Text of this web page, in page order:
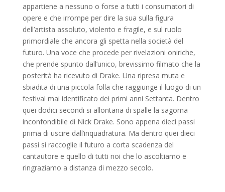
appartiene a nessuno o forse a tutti i consumatori di
opere e che irrompe per dire la sua sulla figura
dell’artista assoluto, violento e fragile, e sul ruolo
primordiale che ancora gli spetta nella società del
futuro. Una voce che procede per rivelazioni oniriche,
che prende spunto dall’unico, brevissimo filmato che la
posterità ha ricevuto di Drake. Una ripresa muta e
sbiadita di una piccola folla che raggiunge il luogo di un
festival mai identificato dei primi anni Settanta. Dentro
quei dodici secondi si allontana di spalle la sagoma
inconfondibile di Nick Drake. Sono appena dieci passi
prima di uscire dall’inquadratura. Ma dentro quei dieci
passi si raccoglie il futuro a corta scadenza del
cantautore e quello di tutti noi che lo ascoltiamo e
ringraziamo a distanza di mezzo secolo.